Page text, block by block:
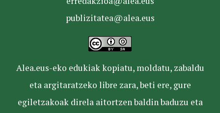
publizitatea@alea.eus
Alea.eus-eko edukiak kopiatu, moldatu, zabaldu
eta argitaratzeko libre zara, beti ere, gure
egiletzakoak direla aitortzen baldin baduzu eta